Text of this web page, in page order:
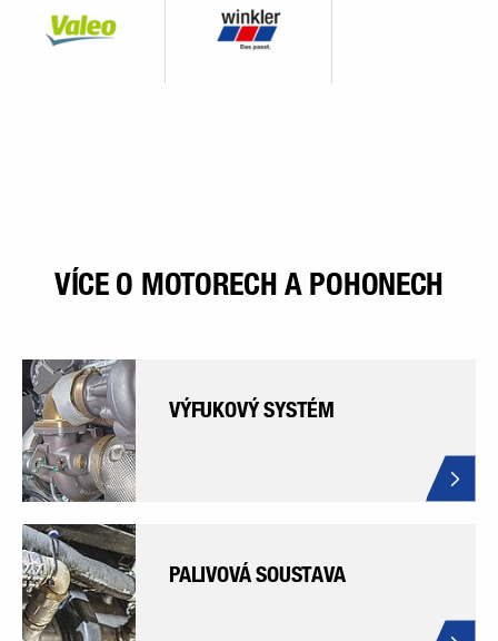
VÍCE O MOTORECH A POHONECH
VÝFUKOVÝ SYSTÉM
PALIVOVÁ SOUSTAVA